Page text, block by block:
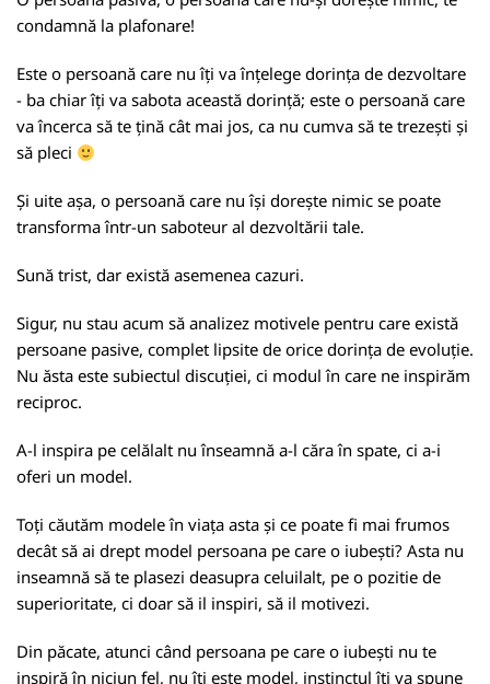
condamnă la plafonare!
Este o persoană care nu îți va înțelege dorința de dezvoltare
- ba chiar îți va sabota această dorință; este o persoană care
va încerca să te țină cât mai jos, ca nu cumva să te trezești și
să pleci
Și uite așa, o persoană care nu își dorește nimic se poate
transforma într-un saboteur al dezvoltării tale.
Sună trist, dar există asemenea cazuri.
Sigur, nu stau acum să analizez motivele pentru care există
persoane pasive, complet lipsite de orice dorința de evoluție.
Nu ăsta este subiectul discuției, ci modul în care ne inspirăm
reciproc.
A-l inspira pe celălalt nu înseamnă a-l căra în spate, ci a-i
oferi un model.
Toți căutăm modele în viața asta și ce poate fi mai frumos
decât să ai drept model persoana pe care o iubești? Asta nu
inseamnă să te plasezi deasupra celuilalt, pe o pozitie de
superioritate, ci doar să il inspiri, să il motivezi.
Din păcate, atunci când persoana pe care o iubești nu te
inspiră în niciun fel, nu îți este model, instinctul îți va spune